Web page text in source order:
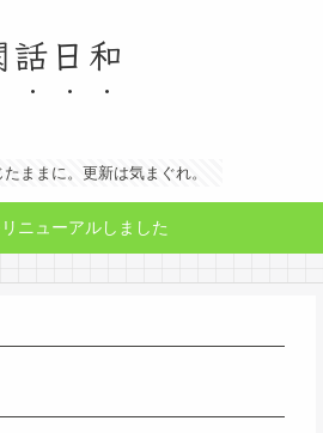
話日和
ままに。更新は気まぐれ。
ニューアルしました